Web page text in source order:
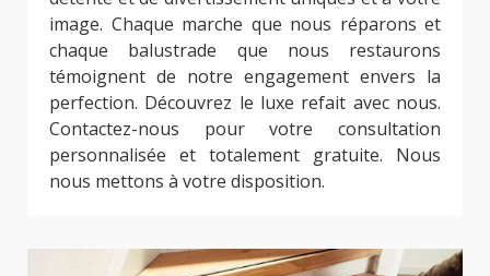
image. Chaque marche que nous réparons et
chaque balustrade que nous restaurons
témoignent de notre engagement envers la
perfection. Découvrez le luxe refait avec nous.
Contactez-nous pour votre consultation
personnalisée et totalement gratuite. Nous
nous mettons à votre disposition.